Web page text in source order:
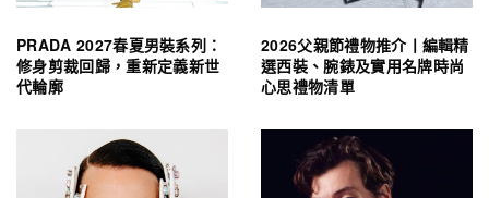
PRADA 2027春夏男裝系列：
修身剪裁回歸，重新定義新世
代輪廓
2026父親節禮物推介丨編輯精
選西裝、腕錶及實用名牌時尚
心思禮物清單